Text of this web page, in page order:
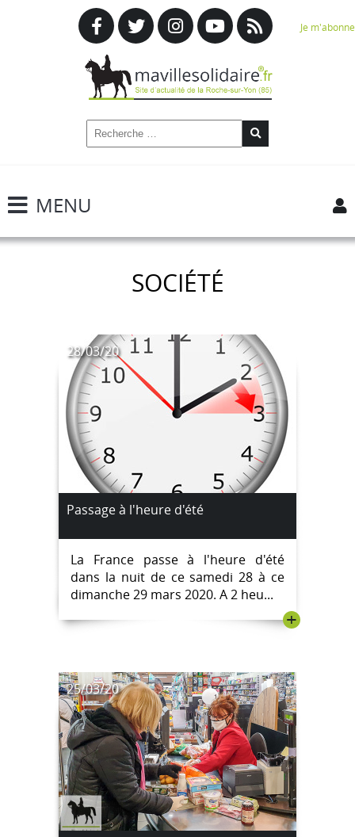
Je m'abonne
MENU
SOCIÉTÉ
28/03/20
Passage à l'heure d'été
La France passe à l'heure d'été
dans la nuit de ce samedi 28 à ce
dimanche 29 mars 2020. A 2 heu...
+
25/03/20